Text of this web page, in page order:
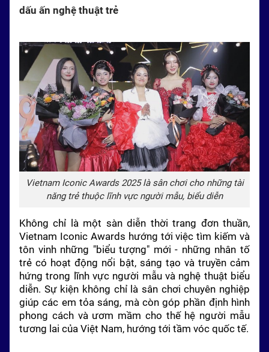
dấu ấn nghệ thuật trẻ
Vietnam Iconic Awards 2025 là sân chơi cho những tài
năng trẻ thuộc lĩnh vực người mẫu, biểu diễn
Không chỉ là một sàn diễn thời trang đơn thuần,
Vietnam Iconic Awards hướng tới việc tìm kiếm và
tôn vinh những "biểu tượng" mới - những nhân tố
trẻ có hoạt động nổi bật, sáng tạo và truyền cảm
hứng trong lĩnh vực người mẫu và nghệ thuật biểu
diễn. Sự kiện không chỉ là sân chơi chuyên nghiệp
giúp các em tỏa sáng, mà còn góp phần định hình
phong cách và ươm mầm cho thế hệ người mẫu
tương lai của Việt Nam, hướng tới tầm vóc quốc tế.